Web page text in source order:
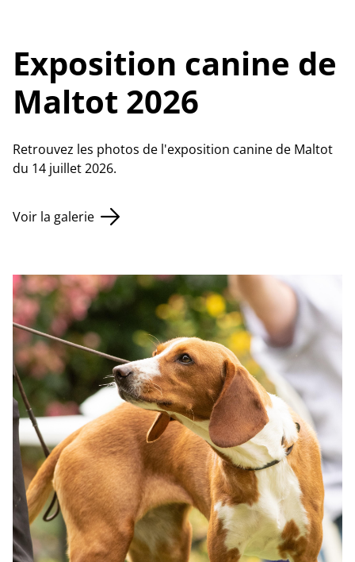
Exposition canine de
Maltot 2026
Retrouvez les photos de l'exposition canine de Maltot
du 14 juillet 2026.
Voir la galerie